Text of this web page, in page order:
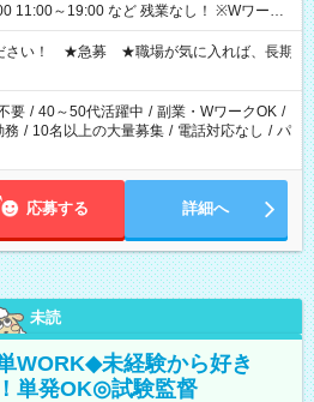
～19:00 など 残業なし！ ※Wワーク
と合わせ週40時間超の就業はご案内できま
、週20時間以上勤務は社会保険への加入対
派遣法（日雇い派遣の原則禁止）によ
の就業はご案内が難しい場合があります
さい！ ★急募 ★職場が気に入れば、長期
要 / 40～50代活躍中 / 副業・WワークOK /
務 / 10名以上の大量募集 / 電話対応なし / パ
応募する 詳細へ
未読
WORK◆未経験から好き
単発OK◎試験監督